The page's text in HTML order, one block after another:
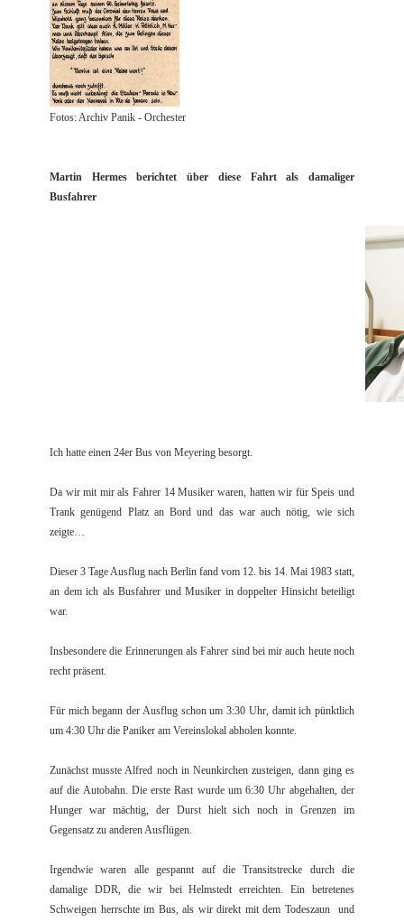
Fotos: Archiv Panik - Orchester
Martin Hermes berichtet über diese Fahrt als damaliger
Busfahrer
Ich hatte einen 24er Bus von Meyering besorgt.
Da wir mit mir als Fahrer 14 Musiker waren, hatten wir für Speis und
Trank genügend Platz an Bord und das war auch nötig, wie sich
zeigte…
Dieser 3 Tage Ausflug nach Berlin fand vom 12. bis 14. Mai 1983 statt,
an dem ich als Busfahrer und Musiker in doppelter Hinsicht beteiligt
war.
Insbesondere die Erinnerungen als Fahrer sind bei mir auch heute noch
recht präsent.
Für mich begann der Ausflug schon um 3:30 Uhr, damit ich pünktlich
um 4:30 Uhr die Paniker am Vereinslokal abholen konnte.
Zunächst musste Alfred noch in Neunkirchen zusteigen, dann ging es
auf die Autobahn. Die erste Rast wurde um 6:30 Uhr abgehalten, der
Hunger war mächtig, der Durst hielt sich noch in Grenzen im
Gegensatz zu anderen Ausflügen.
Irgendwie waren alle gespannt auf die Transitstrecke durch die
damalige DDR, die wir bei Helmstedt erreichten. Ein betretenes
Schweigen herrschte im Bus, als wir direkt mit dem Todeszaun und